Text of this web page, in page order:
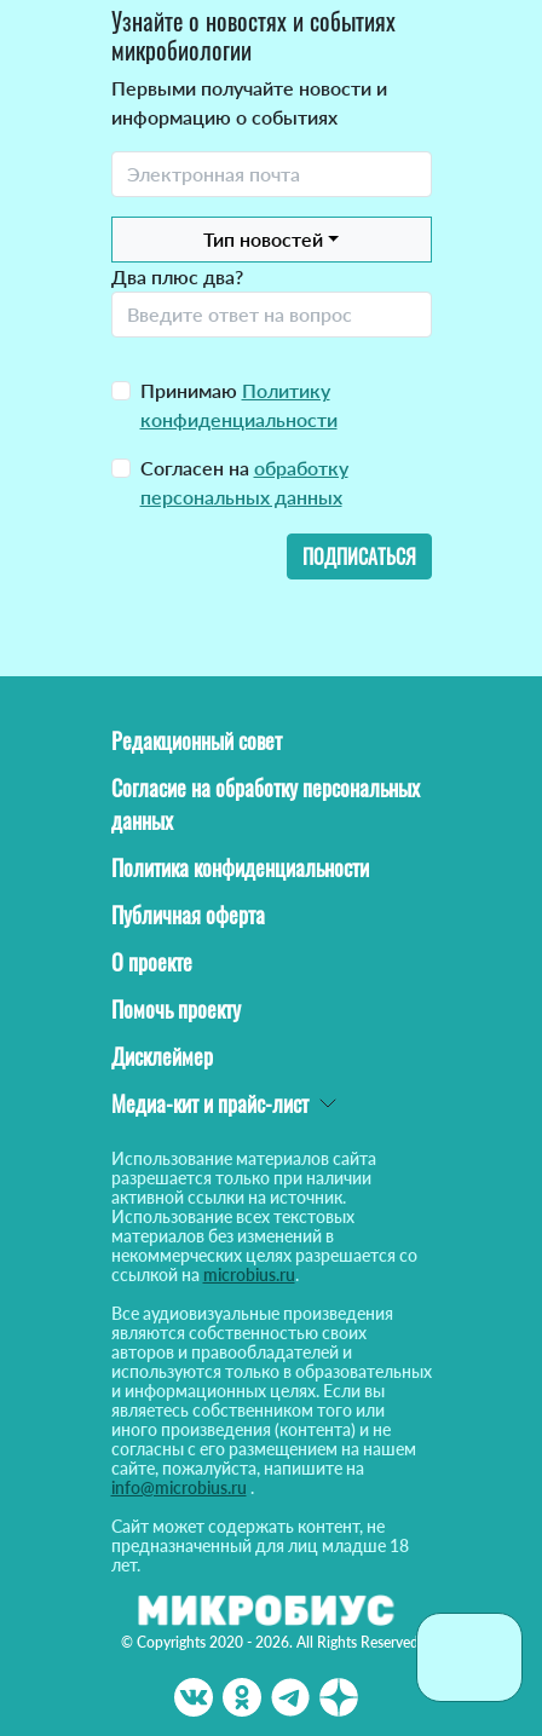
Узнайте о новостях и событиях
микробиологии
Первыми получайте новости и
информацию о событиях
Тип новостей
Два плюс два?
Принимаю Политику
конфиденциальности
Согласен на обработку
персональных данных
ПОДПИСАТЬСЯ
© Copyrights 2020 - 2026. All Rights Reserved!
Редакционный совет
Согласие на обработку персональных
данных
Политика конфиденциальности
Публичная оферта
О проекте
Помочь проекту
Дисклеймер
Медиа-кит и прайс-лист
Использование материалов сайта
разрешается только при наличии
активной ссылки на источник.
Использование всех текстовых
материалов без изменений в
некоммерческих целях разрешается со
ссылкой на microbius.ru.
Все аудиовизуальные произведения
являются собственностью своих
авторов и правообладателей и
используются только в образовательных
и информационных целях. Если вы
являетесь собственником того или
иного произведения (контента) и не
согласны с его размещением на нашем
сайте, пожалуйста, напишите на
info@microbius.ru .
Сайт может содержать контент, не
предназначенный для лиц младше 18
лет.